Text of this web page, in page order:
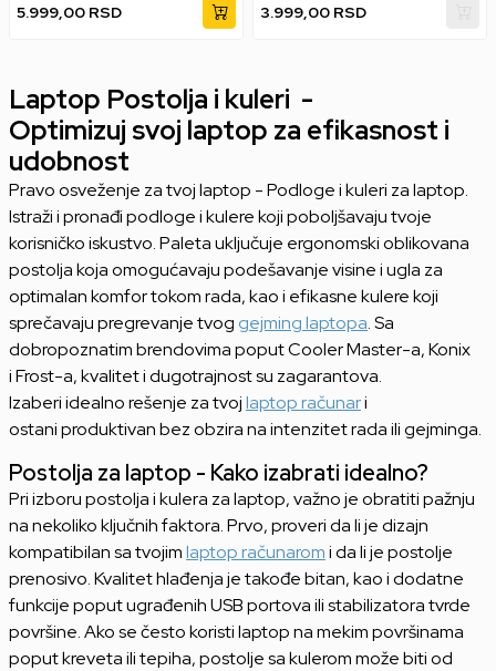
5.999,00 RSD 3.999,00 RSD
Laptop Postolja i kuleri -
Optimizuj svoj laptop za efikasnost i
udobnost
Pravo osveženje za tvoj laptop - Podloge i kuleri za laptop.
Istraži i pronađi podloge i kulere koji poboljšavaju tvoje
korisničko iskustvo. Paleta uključuje ergonomski oblikovana
postolja koja omogućavaju podešavanje visine i ugla za
optimalan komfor tokom rada, kao i efikasne kulere koji
sprečavaju pregrevanje tvog gejming laptopa. Sa
dobropoznatim brendovima poput Cooler Master-a, Konix
i Frost-a, kvalitet i dugotrajnost su zagarantova.
Izaberi idealno rešenje za tvojlaptop računari
ostani produktivan bez obzira na intenzitet rada ili gejminga.
Postolja za laptop - Kako izabrati idealno?
Pri izboru postolja i kulera za laptop, važno je obratiti pažnju
na nekoliko ključnih faktora. Prvo, proveri da li je dizajn
kompatibilan sa tvojimlaptop računaromi da li je postolje
prenosivo. Kvalitet hlađenja je takođe bitan, kao i dodatne
funkcije poput ugrađenih USB portova ili stabilizatora tvrde
površine. Ako se često koristi laptop na mekim površinama
poput kreveta ili tepiha, postolje sa kulerom može biti od